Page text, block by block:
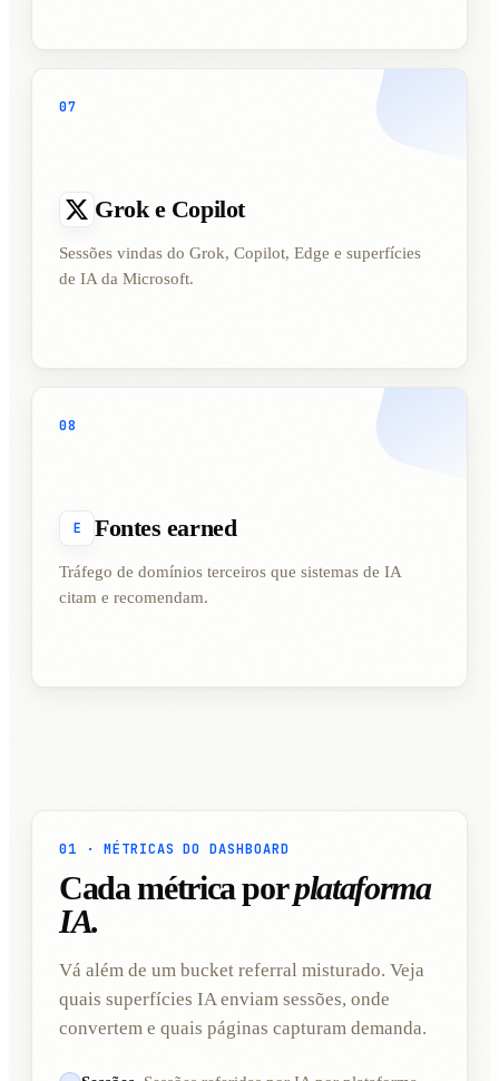
07
Grok e Copilot
Sessões vindas do Grok, Copilot, Edge e superfícies
de IA da Microsoft.
08
E Fontes earned
Tráfego de domínios terceiros que sistemas de IA
citam e recomendam.
01 · MÉTRICAS DO DASHBOARD
Cada métrica porplataforma
IA.
Vá além de um bucket referral misturado. Veja
quais superfícies IA enviam sessões, onde
convertem e quais páginas capturam demanda.